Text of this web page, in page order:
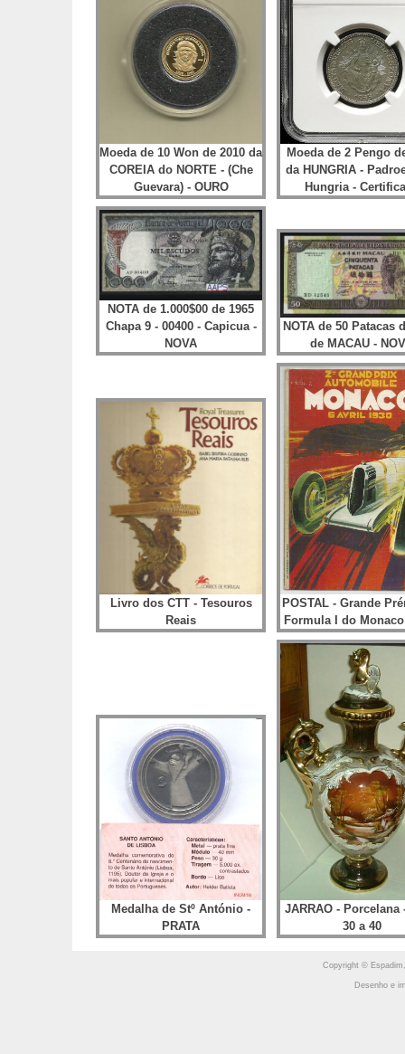
Moeda de 10 Won de 2010 da
COREIA do NORTE - (Che
Guevara) - OURO
Moeda de 2 Pengo
da HUNGRIA -
Hungria -
NOTA de 1.000$00 de 1965
Chapa 9 - 00400 - Capicua -
NOVA
NOTA de 50 Patacas
de MACAU -
Livro dos CTT - Tesouros
Reais
POSTAL - Grande
Formula I do Monaco
Medalha de Stº António -
PRATA
JARRAO - Porcelana
30 a 40
Copyright ©
Desenho e